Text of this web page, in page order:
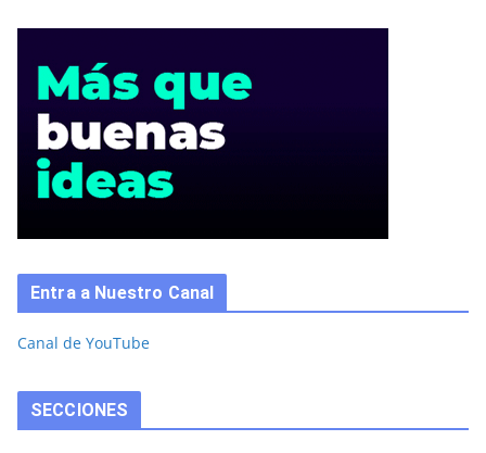
Entra a Nuestro Canal
Canal de YouTube
SECCIONES